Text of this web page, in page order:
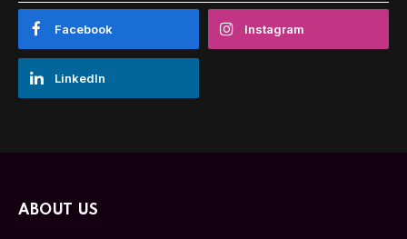
Facebook Instagram
LinkedIn
ABOUT US